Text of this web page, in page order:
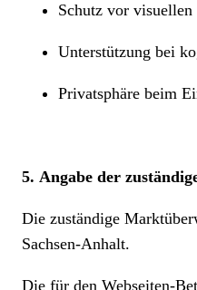
Schutz vor
Unterstützung bei
Privatsphäre beim
5. Angabe der
Die zuständige
Sachsen-Anhalt.
Die für den Webseiten-